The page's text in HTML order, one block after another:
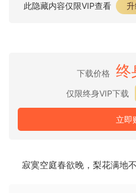
此隐藏内容仅限VIP查看
下载价格 终
仅限终身VIP下载
立即
寂寞空庭春欲晚，梨花满地